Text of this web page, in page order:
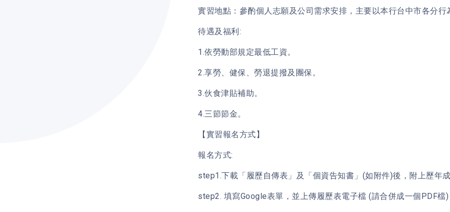
實習地點：參酌個人志願及公司需求安排，主要以本行台中市各分行
待遇及福利:
1.依勞動部規定最低工資。
2.享勞、健保、勞退提撥及團保。
3.伙食津貼補助。
4.三節節金。
【實習報名方式】
報名方式:
step1.下載「履歷自傳表」及「個資告知書」(如附件)後，附上歷年
step2. 填寫Google表單，並上傳履歷表電子檔 (請合併成一個PDF檔)